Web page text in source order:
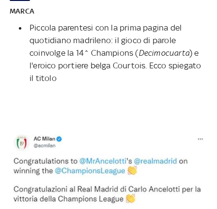
MARCA
Piccola parentesi con la prima pagina del
quotidiano madrileno: il gioco di parole
coinvolge la 14^ Champions (Decimocuarta) e
l'eroico portiere belga Courtois. Ecco spiegato
il titolo